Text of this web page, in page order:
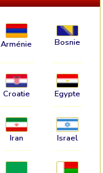
Arménie Bosnie
Croatie Egypte
Iran Israel